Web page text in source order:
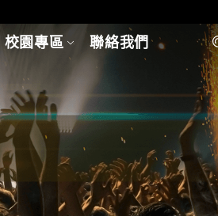
校園專區 聯絡我們